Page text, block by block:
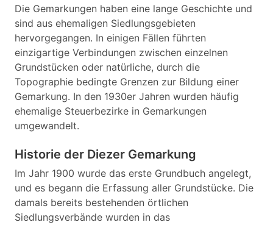
Die Gemarkungen haben eine lange Geschichte und
sind aus ehemaligen Siedlungsgebieten
hervorgegangen. In einigen Fällen führten
einzigartige Verbindungen zwischen einzelnen
Grundstücken oder natürliche, durch die
Topographie bedingte Grenzen zur Bildung einer
Gemarkung. In den 1930er Jahren wurden häufig
ehemalige Steuerbezirke in Gemarkungen
umgewandelt.
Historie der Diezer Gemarkung
Im Jahr 1900 wurde das erste Grundbuch angelegt,
und es begann die Erfassung aller Grundstücke. Die
damals bereits bestehenden örtlichen
Siedlungsverbände wurden in das